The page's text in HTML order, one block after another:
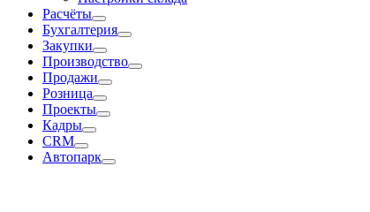
Расчёты
Бухгалтерия
Закупки
Производство
Продажи
Розница
Проекты
Кадры
CRM
Автопарк